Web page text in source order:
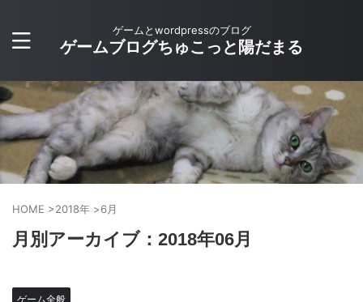
ゲームとwordpressのブログ
ゲームブログちゅこっと陽だまる
HOME >2018年 >6月
月別アーカイブ：2018年06月
ゲーム全般